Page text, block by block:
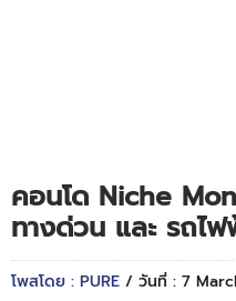
คอนโด Niche
ทางด่วน และ รถไ
โพสโดย : PURE / วันที่ : 7